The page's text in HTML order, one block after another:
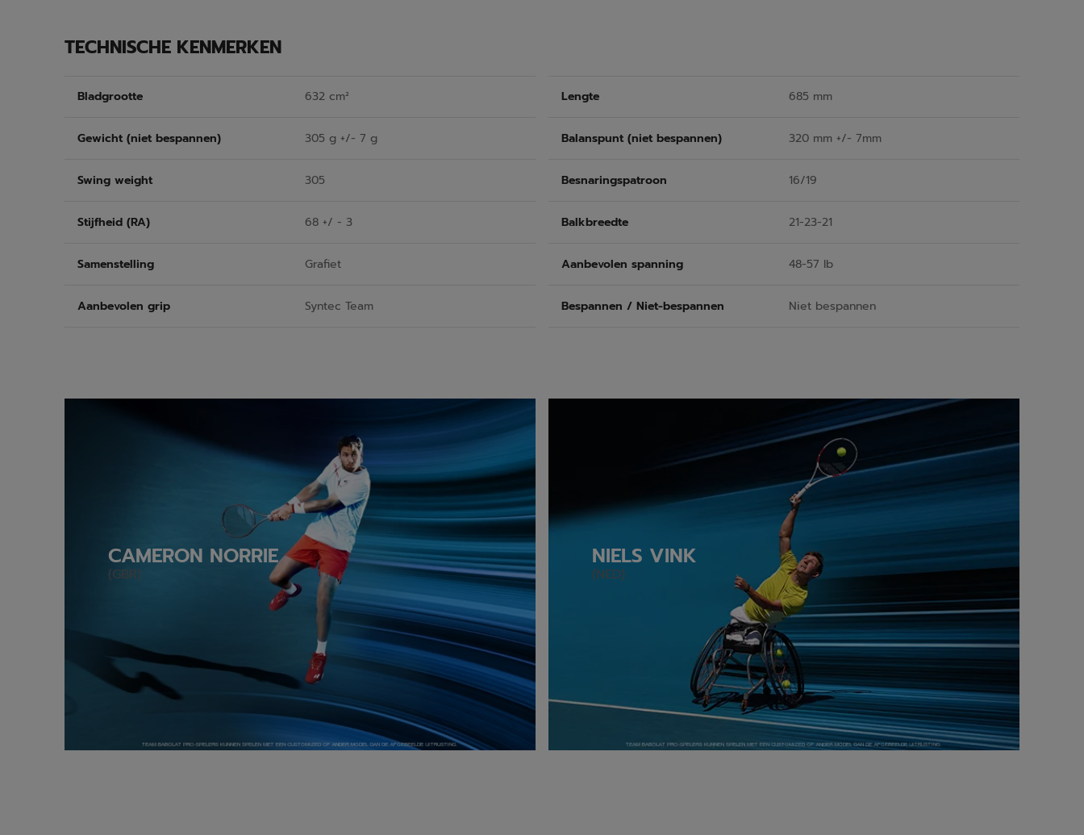
TECHNISCHE KENMERKEN
Bladgrootte 632 cm² Lengte 685 mm
Gewicht (niet bespannen) 305 g +/- 7 g Balanspunt (niet bespannen) 320 mm +/- 7mm
Swing weight 305 Besnaringspatroon 16/19
Stijfheid (RA) 68 +/ - 3 Balkbreedte 21-23-21
Samenstelling Grafiet Aanbevolen spanning 48-57 lb
Aanbevolen grip Syntec Team Bespannen / Niet-bespannen Niet bespannen
CAMERON NORRIE
(GBR)
NIELS VINK
(NED)